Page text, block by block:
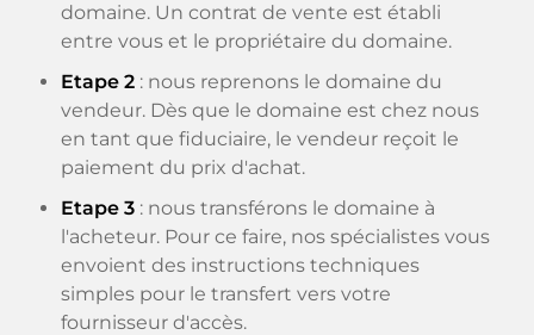
domaine. Un contrat de vente est établi
entre vous et le propriétaire du domaine.
Etape 2 : nous reprenons le domaine du
vendeur. Dès que le domaine est chez nous
en tant que fiduciaire, le vendeur reçoit le
paiement du prix d'achat.
Etape 3 : nous transférons le domaine à
l'acheteur. Pour ce faire, nos spécialistes vous
envoient des instructions techniques
simples pour le transfert vers votre
fournisseur d'accès.